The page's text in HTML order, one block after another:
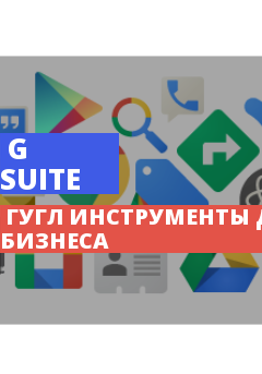
G
SUITE
ГУГЛ ИНСТРУМЕНТЫ
БИЗНЕСА